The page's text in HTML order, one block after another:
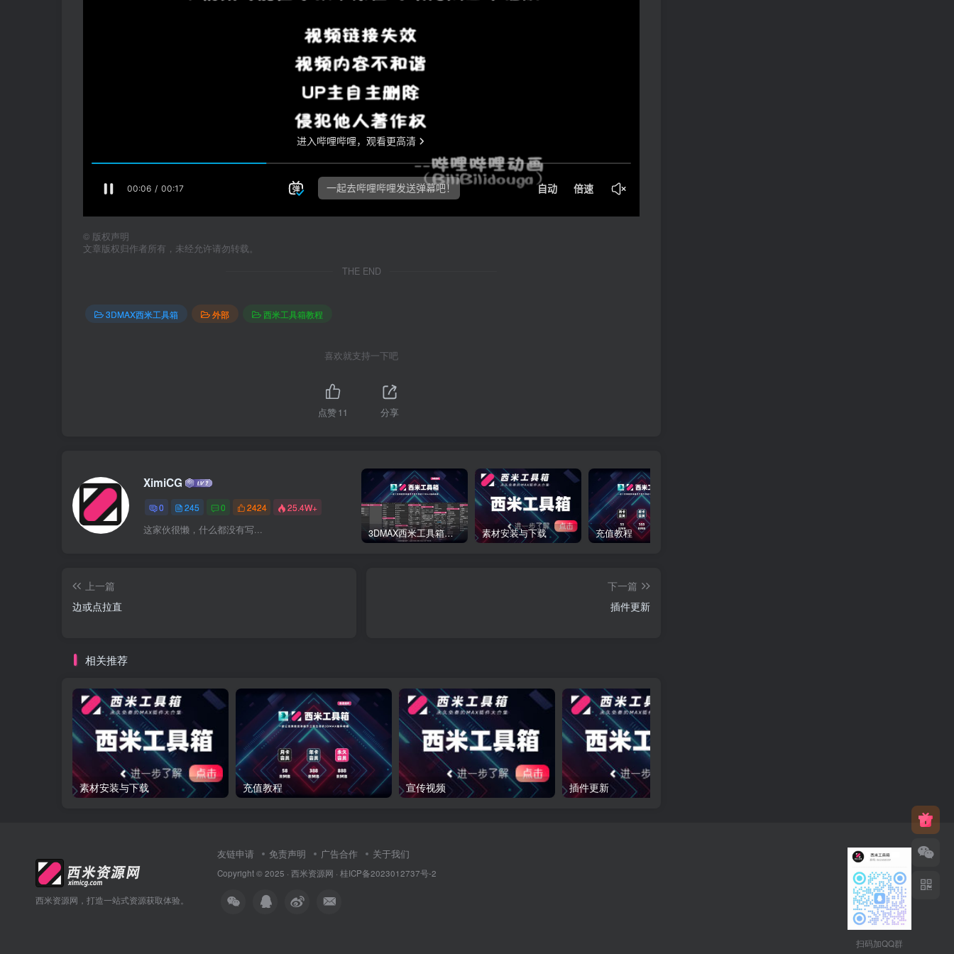
© 版权声明
文章版权归作者所有，未经允许请勿转载。
THE END
3DMAX西米工具箱 外部 西米工具箱教程
喜欢就支持一下吧
点赞11 分享
XimiCG
0 245 0 2424 25.4W+
这家伙很懒，什么都没有写... 3DMAX西米工具箱下载 素材安装与下载 充值教程
上一篇
边或点拉直
下一篇
插件更新
相关推荐
素材安装与下载 充值教程 宣传视频 插件更新
西米资源网，打造一站式资源获取体验。
友链申请 免责声明 广告合作 关于我们
Copyright © 2025 · 西米资源网 · 桂ICP备2023012737号-2
扫码加QQ群